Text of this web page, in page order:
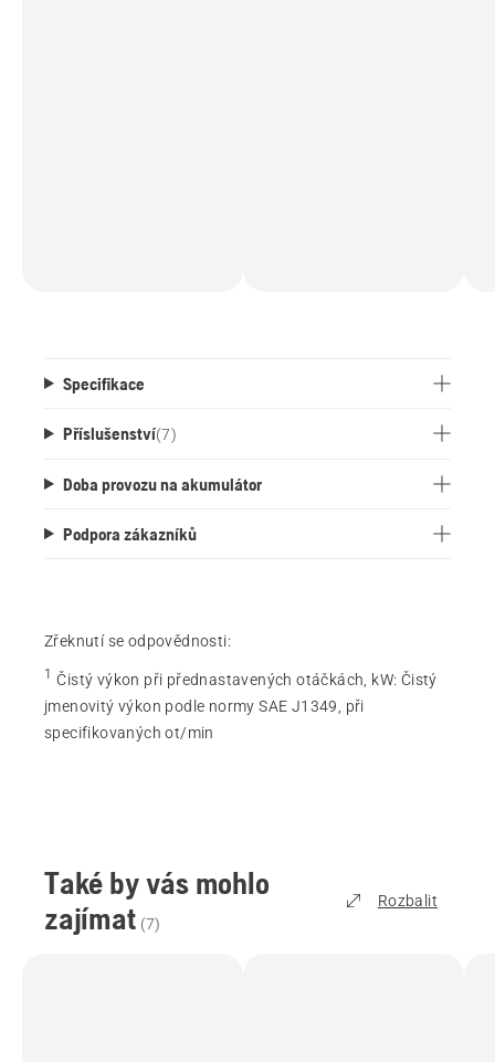
Specifikace
Příslušenství(7)
Doba provozu na akumulátor
Podpora zákazníků
Zřeknutí se odpovědnosti:
1 Čistý výkon při přednastavených otáčkách, kW: Čistý
jmenovitý výkon podle normy SAE J1349, při
specifikovaných ot/min
Také by vás mohlo
zajímat (7)
Rozbalit